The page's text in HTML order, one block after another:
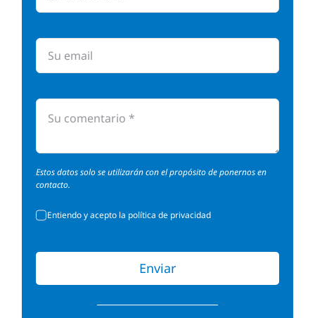
Estos datos solo se utilizarán con el propósito de ponernos en
contacto.
Entiendo y acepto la política de privacidad
Enviar